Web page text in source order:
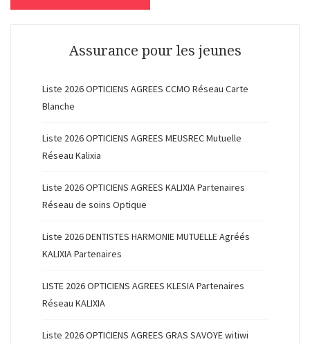
Assurance pour les jeunes
Liste 2026 OPTICIENS AGREES CCMO Réseau Carte
Blanche
Liste 2026 OPTICIENS AGREES MEUSREC Mutuelle
Réseau Kalixia
Liste 2026 OPTICIENS AGREES KALIXIA Partenaires
Réseau de soins Optique
Liste 2026 DENTISTES HARMONIE MUTUELLE Agréés
KALIXIA Partenaires
LISTE 2026 OPTICIENS AGREES KLESIA Partenaires
Réseau KALIXIA
Liste 2026 OPTICIENS AGREES GRAS SAVOYE witiwi